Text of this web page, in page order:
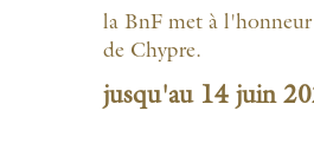
la BnF met à
de Chypre.
jusqu'au 14 juin